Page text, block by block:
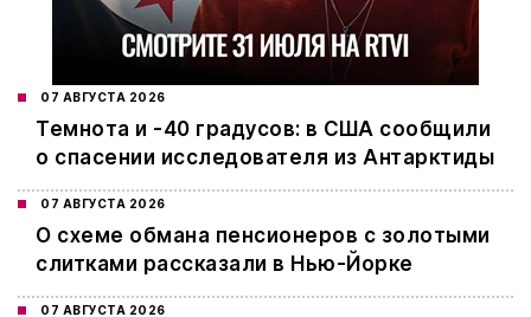
07 АВГУСТА 2026
Темнота и -40 градусов: в США сообщили
о спасении исследователя из Антарктиды
07 АВГУСТА 2026
О схеме обмана пенсионеров с золотыми
слитками рассказали в Нью-Йорке
07 АВГУСТА 2026